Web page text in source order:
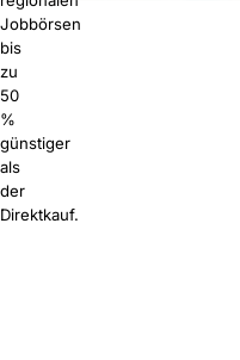
Jobbörsen
bis
zu
50
%
günstiger
als
der
Direktkauf.